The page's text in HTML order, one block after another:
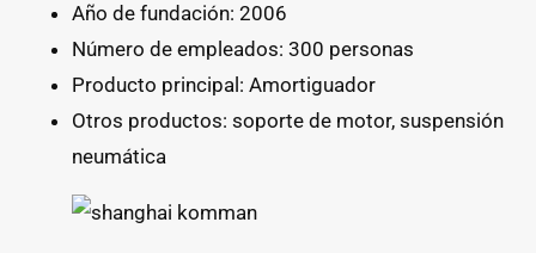
Año de fundación: 2006
Número de empleados: 300 personas
Producto principal: Amortiguador
Otros productos: soporte de motor, suspensión
neumática